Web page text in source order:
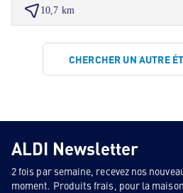
10,7 km
CHERCHER UN AUTRE
ALDI Newsletter
2 fois par semaine, recevez nos
moment. Produits frais, pour la